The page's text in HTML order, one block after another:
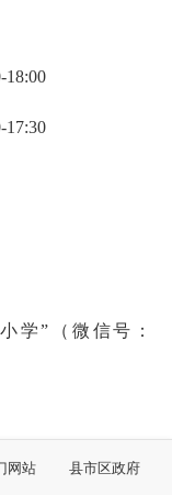
”（微信号：
网站 县市区政府